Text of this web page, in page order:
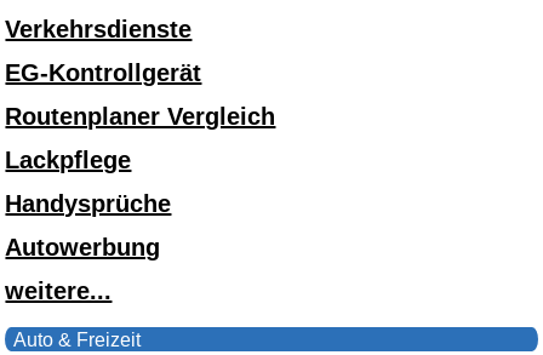
Verkehrsdienste
EG-Kontrollgerät
Routenplaner Vergleich
Lackpflege
Handysprüche
Autowerbung
weitere...
Auto & Freizeit